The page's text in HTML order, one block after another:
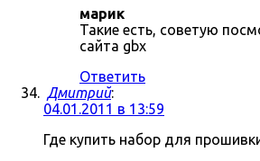
марик
Такие есть, советую
сайта gbx
Ответить
Дмитрий:
04.01.2011 в 13:59
Где купить набор для